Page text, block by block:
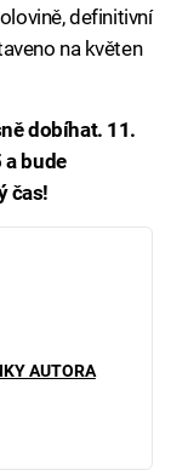
definitivní
na květen
dobíhat. 11.
a bude
čas!
AUTORA